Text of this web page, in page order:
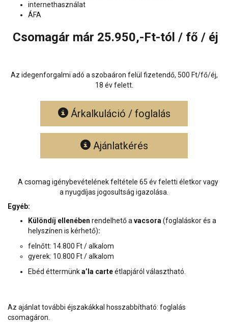
internethasználat
ÁFA
Csomagár már 25.950,-Ft-tól / fő / éj
Az idegenforgalmi adó a szobaáron felül fizetendő, 500 Ft/fő/éj,
18 év felett.
Árkalkuláció / foglalás
Ajánlatkérés
A csomag igénybevételének feltétele 65 év feletti életkor vagy
a nyugdíjas jogosultság igazolása.
Egyéb:
Különdíj ellenében rendelhető a vacsora (foglaláskor és a
helyszínen is kérhető):
felnőtt: 14.800 Ft / alkalom
gyerek: 10.800 Ft / alkalom
Ebéd éttermünka’la carteétlapjáról választható.
Az ajánlat további éjszakákkal hosszabbítható: foglalás
csomagáron.